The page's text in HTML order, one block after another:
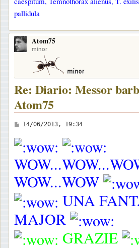
pallidula
Atom75
minor
Re: Diario: Messor
Atom75
M
s
s
a
g
g
o
14/06/2013, 19:34
WOW...WOW
UNA
MAJOR
GRAZIE